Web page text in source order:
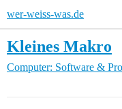
wer-weiss-was.de
Kleines Makro
Computer: Software &